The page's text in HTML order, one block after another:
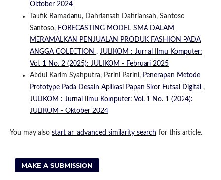
Oktober 2024
Taufik Ramadanu, Dahriansah Dahriansah, Santoso
Santoso, FORECASTING MODEL SMA DALAM
MERAMALKAN PENJUALAN PRODUK FASHION PADA
ANGGA COLECTION , JULIKOM : Jurnal Ilmu Komputer:
Vol. 1 No. 2 (2025): JULIKOM - Februari 2025
Abdul Karim Syahputra, Parini Parini, Penerapan Metode
Prototype Pada Desain Aplikasi Papan Skor Futsal Digital ,
JULIKOM : Jurnal Ilmu Komputer: Vol. 1 No. 1 (2024):
JULIKOM - Oktober 2024
You may also start an advanced similarity search for this article.
MAKE A SUBMISSION